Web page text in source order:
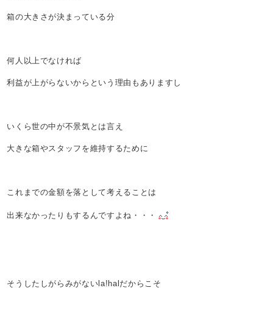
箱の大きさが決まっている分
何人以上でなければ
利益が上がらないからという理由もありますし
いくら世の中が不景気とは言え
大きな箱やスタッフを維持するために
これまでの金額を落として考えることは
出来なかったりもするんですよね・・・
そうしたしがらみがないla!halだからこそ